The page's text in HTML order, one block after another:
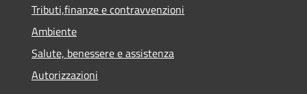
Tributi,finanze e contravvenzioni
Ambiente
Salute, benessere e assistenza
Autorizzazioni